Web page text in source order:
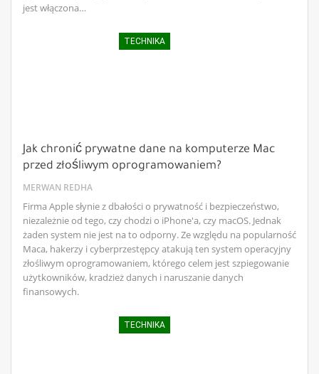
jest włączona…
TECHNIKA
Jak chronić prywatne dane na komputerze Mac
przed złośliwym oprogramowaniem?
MERWAN REDHA
Firma Apple słynie z dbałości o prywatność i bezpieczeństwo,
niezależnie od tego, czy chodzi o iPhone'a, czy macOS. Jednak
żaden system nie jest na to odporny. Ze względu na popularność
Maca, hakerzy i cyberprzestępcy atakują ten system operacyjny
złośliwym oprogramowaniem, którego celem jest szpiegowanie
użytkowników, kradzież danych i naruszanie danych
finansowych.
TECHNIKA